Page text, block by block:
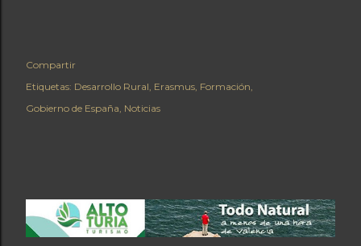
Compartir
Etiquetas: Desarrollo Rural Erasmus Formación
Gobierno de España Noticias